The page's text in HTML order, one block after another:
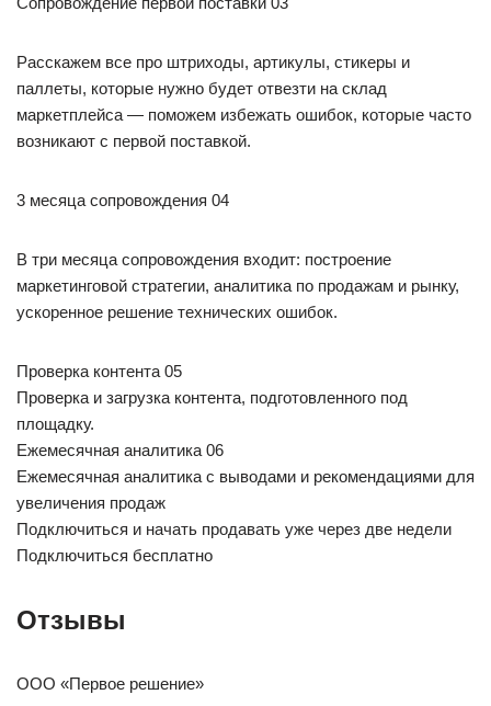
Расскажем все про штриходы, артикулы, стикеры и
паллеты, которые нужно будет отвезти на склад
маркетплейса — поможем избежать ошибок, которые часто
возникают с первой поставкой.
3 месяца сопровождения 04
В три месяца сопровождения входит: построение
маркетинговой стратегии, аналитика по продажам и рынку,
ускоренное решение технических ошибок.
Проверка контента 05
Проверка и загрузка контента, подготовленного под
площадку.
Ежемесячная аналитика 06
Ежемесячная аналитика с выводами и рекомендациями для
увеличения продаж
Подключиться и начать продавать уже через две недели
Подключиться бесплатно
Отзывы
ООО «Первое решение»